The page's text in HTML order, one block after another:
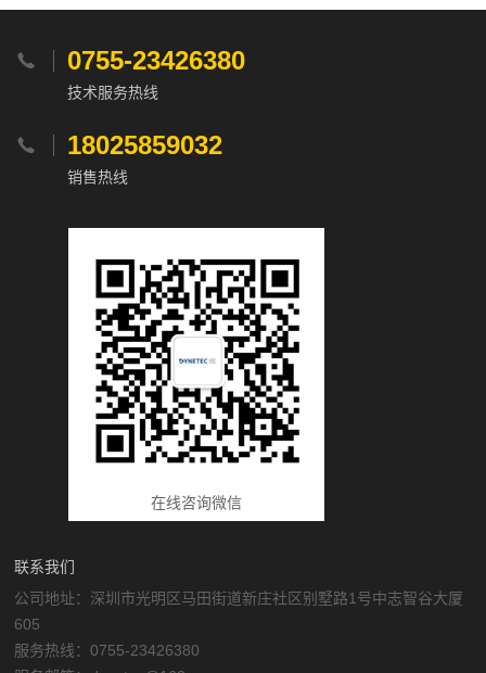
 0755-23426380
技术服务热线
 18025859032
销售热线
在线咨询微信
联系我们
公司地址：深圳市光明区马田街道新庄社区别墅路1号中志智谷大厦
605
服务热线：0755-23426380